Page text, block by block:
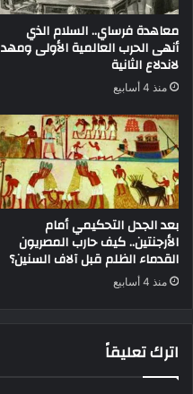
معاهدة فرساي.. السلام الذي
أنهى الحرب العالمية الأولى ومهد
لاندلاع الثانية
منذ 4 أسابيع
بعد الجدل التحكيمي أمام
الأرجنتين.. كيف حارب المصريون
القدماء الظلم قبل آلاف السنين؟
منذ 4 أسابيع
اترك تعليقاً